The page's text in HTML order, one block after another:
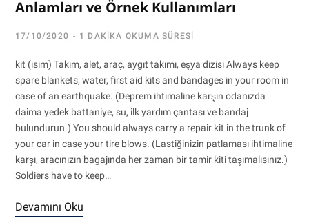
Anlamları ve Örnek Kullanımları
17/10/2020 1 DAKIKA OKUMA SÜRESI
kit (isim) Takım, alet, araç, aygıt takımı, eşya dizisi Always keep
spare blankets, water, first aid kits and bandages in your room in
case of an earthquake. (Deprem ihtimaline karşın odanızda
daima yedek battaniye, su, ilk yardım çantası ve bandaj
bulundurun.) You should always carry a repair kit in the trunk of
your car in case your tire blows. (Lastiğinizin patlaması ihtimaline
karşı, aracınızın bagajında her zaman bir tamir kiti taşımalısınız.)
Soldiers have to keep…
Devamını Oku